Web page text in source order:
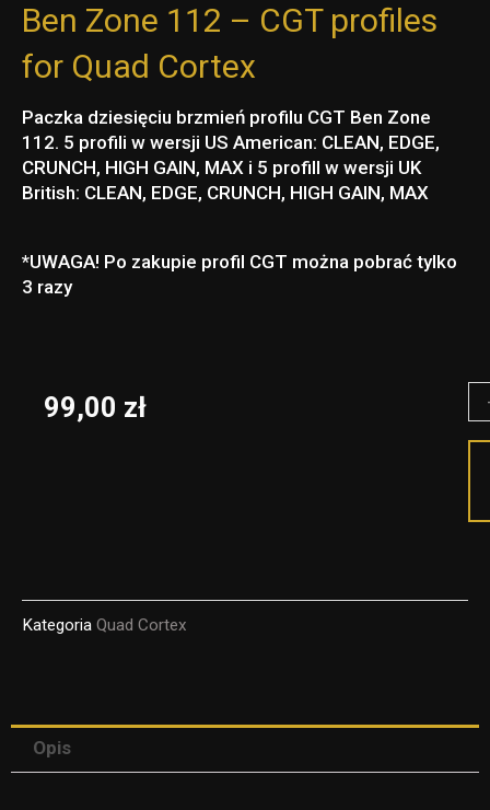
Ben Zone 112 – CGT profiles
for Quad Cortex
Paczka dziesięciu brzmień profilu CGT Ben Zone
112. 5 profili w wersji US American: CLEAN, EDGE,
CRUNCH, HIGH GAIN, MAX i 5 profilI w wersji UK
British: CLEAN, EDGE, CRUNCH, HIGH GAIN, MAX
*UWAGA! Po zakupie profil CGT można pobrać tylko
3 razy
99,00 zł
Kategoria Quad Cortex
Opis